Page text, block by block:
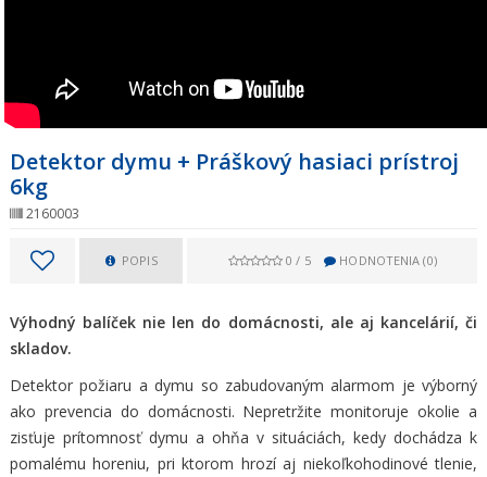
Detektor dymu + Práškový hasiaci prístroj
6kg
2160003
POPIS 0 / 5 HODNOTENIA (0)
Výhodný balíček nie len do domácnosti, ale aj kancelárií, či
skladov.
Detektor požiaru a dymu so zabudovaným alarmom je výborný
ako prevencia do domácnosti. Nepretržite monitoruje okolie a
zisťuje prítomnosť dymu a ohňa v situáciách, kedy dochádza k
pomalému horeniu, pri ktorom hrozí aj niekoľkohodinové tlenie,